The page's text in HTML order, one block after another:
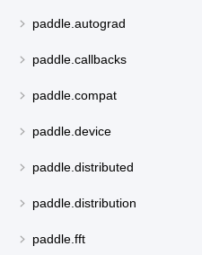
paddle.autograd
paddle.callbacks
paddle.compat
paddle.device
paddle.distributed
paddle.distribution
paddle.fft